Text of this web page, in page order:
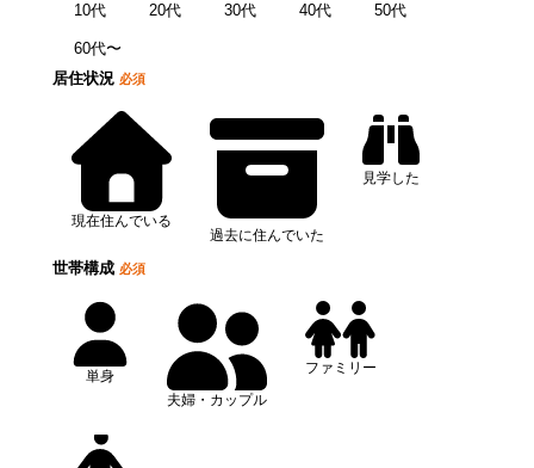
10代 20代 30代 40代 50代
60代〜
居住状況 必須
現在住んでいる
過去に住んでいた
見学した
世帯構成 必須
単身
夫婦・カップル
ファミリー